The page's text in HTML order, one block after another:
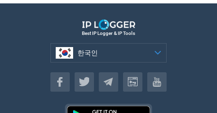
Best IP Logger & IP Tools
한국인
한국인